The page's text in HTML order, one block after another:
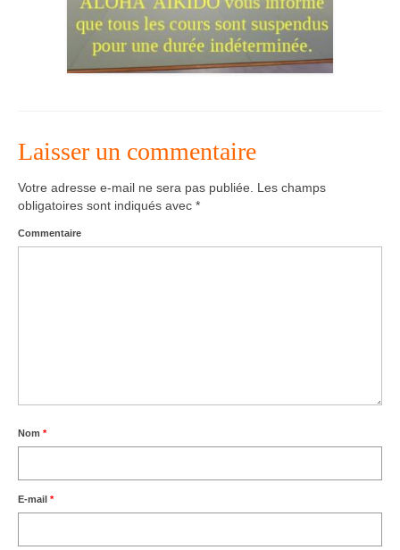
Inscription en ligne
Communication
Laisser un commentaire
Votre adresse e-mail ne sera pas publiée.
Les champs
obligatoires sont indiqués avec *
Commentaire
Nom *
E-mail *